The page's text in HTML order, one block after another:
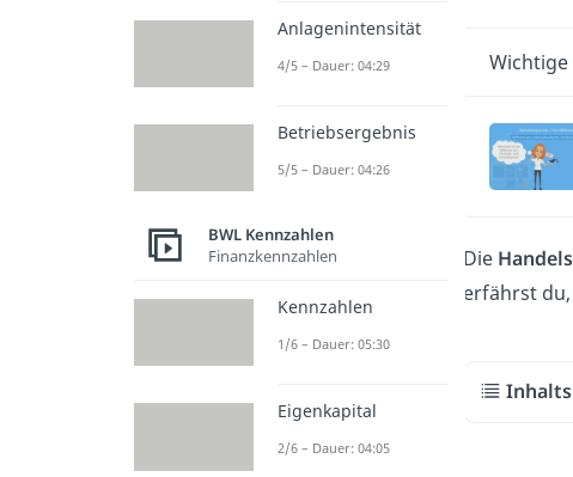
Die
erfährst
Anlagenintensität
4/5 – Dauer: 04:29
Betriebsergebnis
5/5 – Dauer: 04:26
BWL Kennzahlen
Finanzkennzahlen
Kennzahlen
1/6 – Dauer: 05:30
Eigenkapital
2/6 – Dauer: 04:05